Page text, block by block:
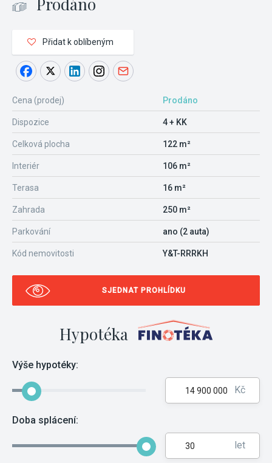
Přidat k oblíbeným
Cena (prodej) Prodáno
Dispozice 4 + KK
Celková plocha 122 m²
Interiér 106 m²
Terasa 16 m²
Zahrada 250 m²
Parkování ano (2 auta)
Kód nemovitosti Y&T-RRRKH
SJEDNAT PROHLÍDKU
Hypotéka
Výše hypotéky:
Kč
Doba splácení:
let